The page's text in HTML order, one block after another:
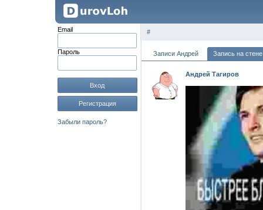
Email
Пароль
Вход
Регистрация
Забыли пароль?
#
Записи Андрей Запись на стене
Андрей Тагиров